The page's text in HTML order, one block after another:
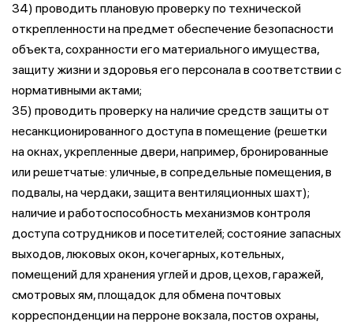
34) проводить плановую проверку по технической
открепленности на предмет обеспечение безопасности
объекта, сохранности его материального имущества,
защиту жизни и здоровья его персонала в соответствии с
нормативными актами;
35) проводить проверку на наличие средств защиты от
несанкционированного доступа в помещение (решетки
на окнах, укрепленные двери, например, бронированные
или решетчатые: уличные, в сопредельные помещения, в
подвалы, на чердаки, защита вентиляционных шахт);
наличие и работоспособность механизмов контроля
доступа сотрудников и посетителей; состояние запасных
выходов, люковых окон, кочегарных, котельных,
помещений для хранения углей и дров, цехов, гаражей,
смотровых ям, площадок для обмена почтовых
корреспонденции на перроне вокзала, постов охраны,